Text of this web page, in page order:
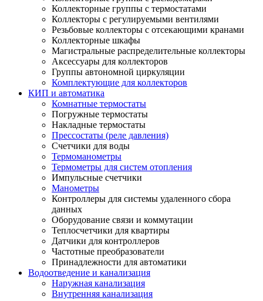
Коллекторные группы с термостатами
Коллекторы с регулируемыми вентилями
Резьбовые коллекторы с отсекающими кранами
Коллекторные шкафы
Магистральные распределительные коллекторы
Аксессуары для коллекторов
Группы автономной циркуляции
Комплектующие для коллекторов
КИП и автоматика
Комнатные термостаты
Погружные термостаты
Накладные термостаты
Прессостаты (реле давления)
Счетчики для воды
Термоманометры
Термометры для систем отопления
Импульсные счетчики
Манометры
Контроллеры для системы удаленного сбора
данных
Оборудование связи и коммутации
Теплосчетчики для квартиры
Датчики для контроллеров
Частотные преобразователи
Принадлежности для автоматики
Водоотведение и канализация
Наружная канализация
Внутренняя канализация